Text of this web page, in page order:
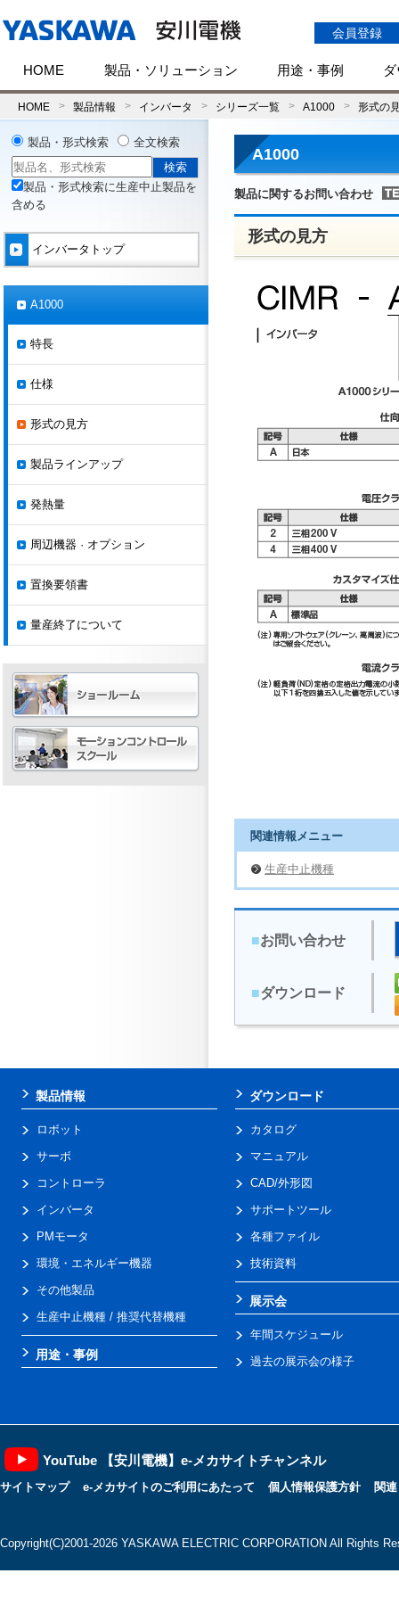
会員登録
HOME 製品・ソリューション 用途・事例
HOME 製品情報 インバータ シリーズ一覧 A1000 形式の
A1000
製品に関するお問い合わせ
形式の見方
関連情報メニュー
生産中止機種
■お問い合わせ
■ダウンロード
製品・形式検索 全文検索
製品・形式検索に生産中止製品を
含める
インバータトップ
A1000
特長
仕様
形式の見方
製品ラインアップ
発熱量
周辺機器 · オプション
置換要領書
量産終了について
製品情報
ロボット
サーボ
コントローラ
インバータ
PMモータ
環境・エネルギー機器
その他製品
生産中止機種 / 推奨代替機種
用途・事例
ダウンロード
カタログ
マニュアル
CAD/外形図
サポートツール
各種ファイル
技術資料
展示会
年間スケジュール
過去の展示会の様子
YouTube 【安川電機】e-メカサイトチャンネル
サイトマップ e-メカサイトのご利用にあたって 個人情報保護方針 関
Copyright(C)2001‐2026 YASKAWA ELECTRIC CORPORATION All Rights